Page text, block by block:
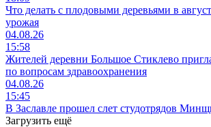
Что делать с плодовыми деревьями в
урожая
04.08.26
15:58
Жителей деревни Большое Стиклево
по вопросам здравоохранения
04.08.26
15:45
В Заславле прошел слет студотрядов
Загрузить ещё